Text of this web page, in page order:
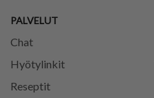
PALVELUT
Chat
Hyötylinkit
Reseptit